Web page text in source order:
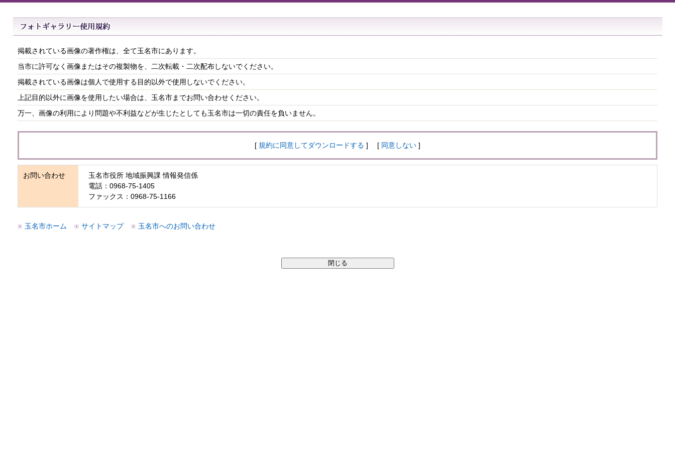
掲載されている画像の著作権は、全て玉名市にあります。
当市に許可なく画像またはその複製物を、二次転載・二次配布しないでください。
掲載されている画像は個人で使用する目的以外で使用しないでください。
上記目的以外に画像を使用したい場合は、玉名市までお問い合わせください。
万一、画像の利用により問題や不利益などが生じたとしても玉名市は一切の責任を負いません。
[ 規約に同意してダウンロードする ] [ 同意しない ]
お問い合わせ
玉名市役所 地域振興課 情報発信係
電話：0968-75-1405
ファックス：0968-75-1166
玉名市ホーム サイトマップ 玉名市へのお問い合わせ